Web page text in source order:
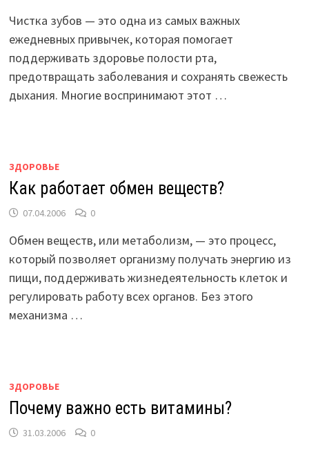
Чистка зубов — это одна из самых важных
ежедневных привычек, которая помогает
поддерживать здоровье полости рта,
предотвращать заболевания и сохранять свежесть
дыхания. Многие воспринимают этот …
ЗДОРОВЬЕ
Как работает обмен веществ?
07.04.2006 0
Обмен веществ, или метаболизм, — это процесс,
который позволяет организму получать энергию из
пищи, поддерживать жизнедеятельность клеток и
регулировать работу всех органов. Без этого
механизма …
ЗДОРОВЬЕ
Почему важно есть витамины?
31.03.2006 0